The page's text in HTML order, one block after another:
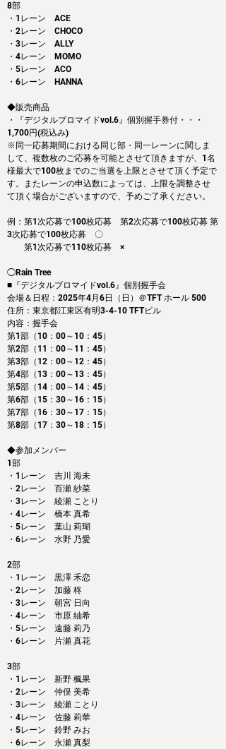
8部
・1レーン　ACE
・2レーン　CHOCO
・3レーン　ALLY
・4レーン　MOMO
・5レーン　ACO
・6レーン　HANNA
◆販売商品
・『デジタルブロマイドvol.6』個別握手券付・・・
1,700円(税込み)
※同一応募期間における同じ部・同一レーンに関しま
して、複数枚のご応募を可能とさせて頂きますが、1名
様最大で100枚までのご当選を上限とさせて頂く予定で
す。またレーンの申込数によっては、上限を調整させ
て頂く場合がございますので、予めご了承ください。
例：第1次応募で100枚応募　第2次応募で100枚応募 第
3次応募で100枚応募　〇
第1次応募で110枚応募　×
◯Rain Tree
■『デジタルブロマイドvol.6』個別握手会
会場＆日程：2025年4月6日（日）＠TFT ホール 500
住所：東京都江東区有明3-4-10 TFTビル
内容：握手会
第1部（10：00～10：45）
第2部（11：00～11：45）
第3部（12：00～12：45）
第4部（13：00～13：45）
第5部（14：00～14：45）
第6部（15：30～16：15）
第7部（16：30～17：15）
第8部（17：30～18：15）
◆参加メンバー
1部
・1レーン　吉川 海未
・2レーン　百瀬 紗菜
・3レーン　綾瀬 ことり
・4レーン　橋本 真希
・5レーン　葉山 莉瑚
・6レーン　水野 乃愛
2部
・1レーン　黒澤 禾恋
・2レーン　加藤 柊
・3レーン　朝宮 日向
・4レーン　市原 紬希
・5レーン　遠藤 莉乃
・6レーン　片瀬 真花
3部
・1レーン　新野 楓果
・2レーン　仲俣 美希
・3レーン　綾瀬 ことり
・4レーン　佐藤 莉華
・5レーン　鈴野 みお
・6レーン　永瀬 真梨